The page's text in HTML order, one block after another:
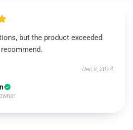
but the product exceeded
Dec 8, 2024